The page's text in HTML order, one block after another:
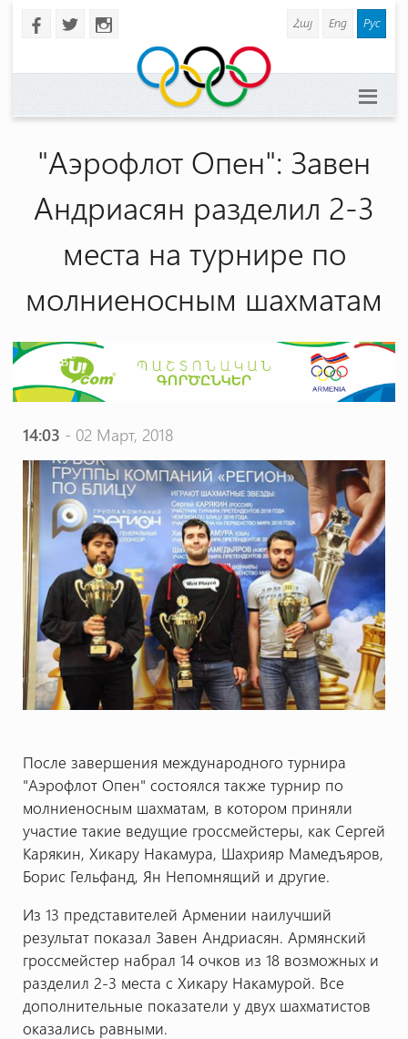
b a x Հայ Eng Рус
"Аэрофлот Опен": Завен
Андриасян разделил 2-3
места на турнире по
молниеносным шахматам
14:03 - 02 Март, 2018
После завершения международного турнира
"Аэрофлот Опен" состоялся также турнир по
молниеносным шахматам, в котором приняли
участие такие ведущие гроссмейстеры, как Сергей
Карякин, Хикару Накамура, Шахрияр Мамедъяров,
Борис Гельфанд, Ян Непомнящий и другие.
Из 13 представителей Армении наилучший
результат показал Завен Андриасян. Армянский
гроссмейстер набрал 14 очков из 18 возможных и
разделил 2-3 места с Хикару Накамурой. Все
дополнительные показатели у двух шахматистов
оказались равными.